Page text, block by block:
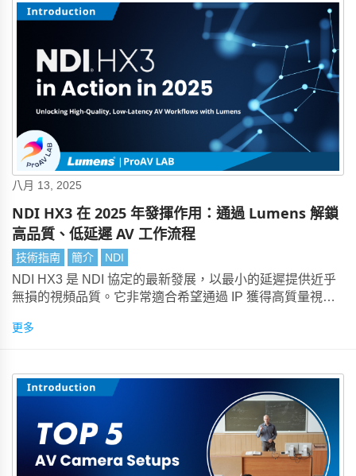
八月 13, 2025
NDI HX3 在 2025 年發揮作用：通過 Lumens 解鎖
高品質、低延遲 AV 工作流程
技術指南 簡介 NDI
NDI HX3 是 NDI 協定的最新發展，以最小的延遲提供近乎
無損的視頻品質。它非常適合希望通過 IP 獲得高質量視頻
更多